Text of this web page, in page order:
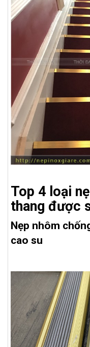
Top 4 loại
thang được
Nẹp nhôm
cao su